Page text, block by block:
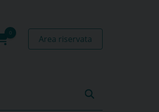
Area riservata